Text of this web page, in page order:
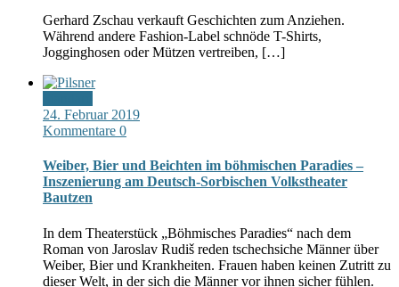
Gerhard Zschau verkauft Geschichten zum Anziehen.
Während andere Fashion-Label schnöde T-Shirts,
Jogginghosen oder Mützen vertreiben, […]
24. Februar 2019
Kommentare 0
Weiber, Bier und Beichten im böhmischen Paradies –
Inszenierung am Deutsch-Sorbischen Volkstheater
Bautzen
In dem Theaterstück „Böhmisches Paradies“ nach dem
Roman von Jaroslav Rudiš reden tschechsiche Männer über
Weiber, Bier und Krankheiten. Frauen haben keinen Zutritt zu
dieser Welt, in der sich die Männer vor ihnen sicher fühlen.